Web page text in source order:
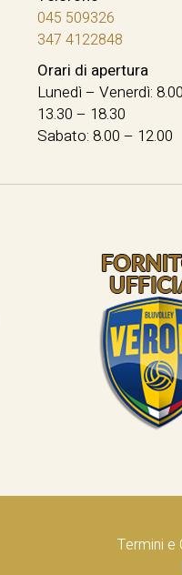
045 509326
347 4122848
Orari di apertura
Lunedì – Venerdì:
13.30 – 18.30
Sabato: 8.00 – 12.00
Termini e